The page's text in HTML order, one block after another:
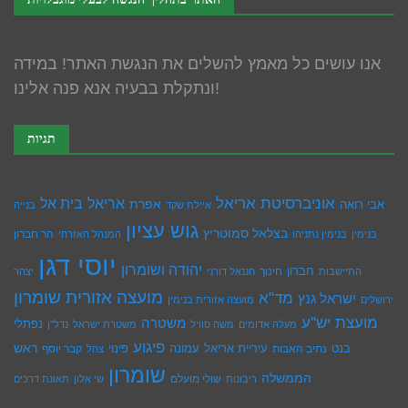
אנו עושים כל מאמץ להשלים את הנגשת האתר! במידה
ונתקלת בבעיה אנא פנה אלינו!
תגיות
אבי רואה אוניברסיטת אריאל איילת שקד אפרת אריאל בית אל בנייה
בנימין בנימין נתניהו בצלאל סמוטריץ גוש עציון המנהל האזרחי הר חברון
התיישבות חברון חינוך חננאל דורני יהודה ושומרון יוסי דגן יצהר
ירושלים ישראל גנץ מד"א מועצה אזורית בנימין מועצה אזורית שומרון
מועצת יש''ע מעלה אדומים משה סוויל משטרה משטרת ישראל נדל''ן נפתלי
בנט נתיב האבות עיריית אריאל עמונה פיגוע פינוי צהל קבר יוסף ראש
הממשלה ריבונות שולי מועלם שומרון שי אלון תאונת דרכים